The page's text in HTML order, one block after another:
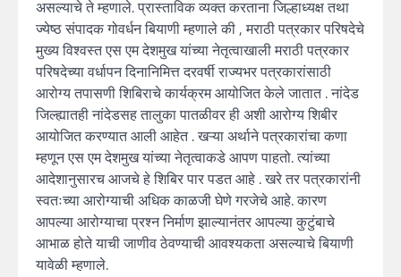
असल्याचे ते म्हणाले. प्रास्ताविक व्यक्त करताना जिल्हाध्यक्ष तथा
ज्येष्ठ संपादक गोवर्धन बियाणी म्हणाले की , मराठी पत्रकार परिषदेचे
मुख्य विश्वस्त एस एम देशमुख यांच्या नेतृत्वाखाली मराठी पत्रकार
परिषदेच्या वर्धापन दिनानिमित्त दरवर्षी राज्यभर पत्रकारांसाठी
आरोग्य तपासणी शिबिराचे कार्यक्रम आयोजित केले जातात . नांदेड
जिल्ह्यातही नांदेडसह तालुका पातळीवर ही अशी आरोग्य शिबीर
आयोजित करण्यात आली आहेत . खऱ्या अर्थाने पत्रकारांचा कणा
म्हणून एस एम देशमुख यांच्या नेतृत्वाकडे आपण पाहतो. त्यांच्या
आदेशानुसारच आजचे हे शिबिर पार पडत आहे . खरे तर पत्रकारांनी
स्वतःच्या आरोग्याची अधिक काळजी घेणे गरजेचे आहे. कारण
आपल्या आरोग्याचा प्रश्न निर्माण झाल्यानंतर आपल्या कुटुंबाचे
आभाळ होते याची जाणीव ठेवण्याची आवश्यकता असल्याचे बियाणी
यावेळी म्हणाले.